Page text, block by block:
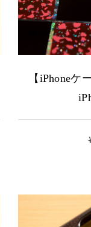
【iPhone